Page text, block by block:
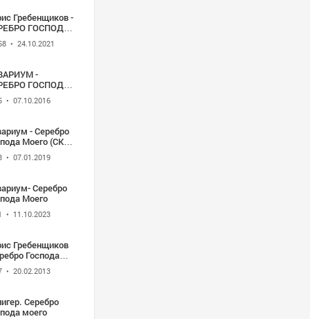
Гребенщиков -
ГОСПОДА
• 24.10.2021
-
ГОСПОДА
• 07.10.2016
- Серебро
Моего (СКК
Ленина, 25
1988)
• 07.01.2019
Серебро
Моего
• 11.10.2023
Гребенщиков
Господа
• 20.02.2013
Серебро
моего